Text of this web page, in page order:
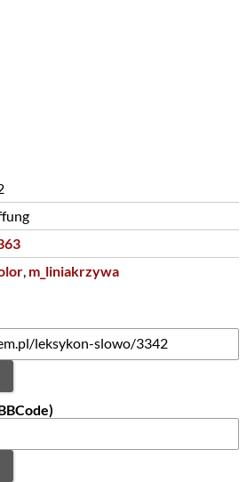
, m_liniakrzywa